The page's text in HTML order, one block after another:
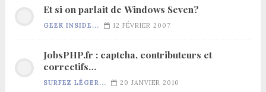
Et si on parlait de Windows Seven?
GEEK INSIDE... 12 FÉVRIER 2007
JobsPHP.fr : captcha, contributeurs et
correctifs…
SURFEZ LÉGER... 20 JANVIER 2010